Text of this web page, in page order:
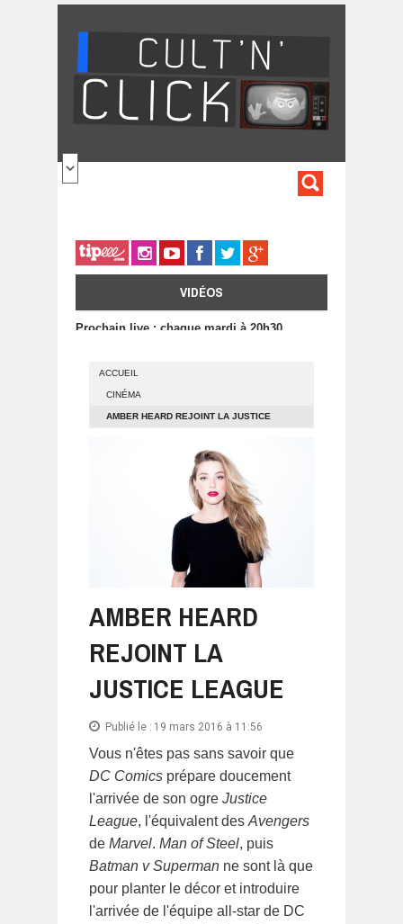
VIDÉOS
Prochain live : chaque mardi à 20h30
ACCUEIL
CINÉMA
AMBER HEARD REJOINT LA JUSTICE
AMBER HEARD
REJOINT LA
JUSTICE LEAGUE
Publié le : 19 mars 2016 à 11:56
Vous n'êtes pas sans savoir que
DC Comics prépare doucement
l'arrivée de son ogre Justice
League, l'équivalent des Avengers
de Marvel. Man of Steel, puis
Batman v Superman ne sont là que
pour planter le décor et introduire
l'arrivée de l'équipe all-star de DC